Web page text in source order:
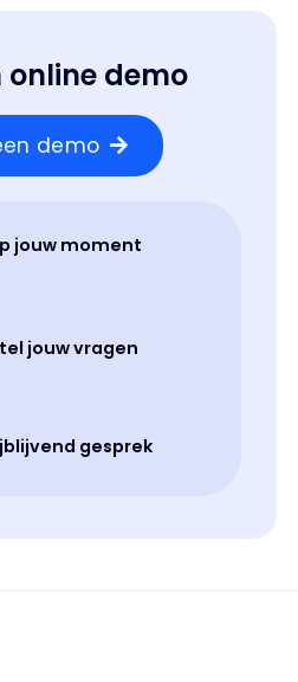
online demo
demo
jouw moment
jouw vragen
gesprek